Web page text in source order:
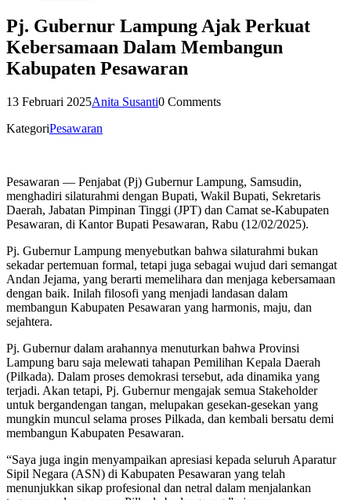
Pj. Gubernur Lampung Ajak Perkuat
Kebersamaan Dalam Membangun
Kabupaten Pesawaran
13 Februari 2025Anita Susanti0 Comments
KategoriPesawaran
Pesawaran — Penjabat (Pj) Gubernur Lampung, Samsudin,
menghadiri silaturahmi dengan Bupati, Wakil Bupati, Sekretaris
Daerah, Jabatan Pimpinan Tinggi (JPT) dan Camat se-Kabupaten
Pesawaran, di Kantor Bupati Pesawaran, Rabu (12/02/2025).
Pj. Gubernur Lampung menyebutkan bahwa silaturahmi bukan
sekadar pertemuan formal, tetapi juga sebagai wujud dari semangat
Andan Jejama, yang berarti memelihara dan menjaga kebersamaan
dengan baik. Inilah filosofi yang menjadi landasan dalam
membangun Kabupaten Pesawaran yang harmonis, maju, dan
sejahtera.
Pj. Gubernur dalam arahannya menuturkan bahwa Provinsi
Lampung baru saja melewati tahapan Pemilihan Kepala Daerah
(Pilkada). Dalam proses demokrasi tersebut, ada dinamika yang
terjadi. Akan tetapi, Pj. Gubernur mengajak semua Stakeholder
untuk bergandengan tangan, melupakan gesekan-gesekan yang
mungkin muncul selama proses Pilkada, dan kembali bersatu demi
membangun Kabupaten Pesawaran.
“Saya juga ingin menyampaikan apresiasi kepada seluruh Aparatur
Sipil Negara (ASN) di Kabupaten Pesawaran yang telah
menunjukkan sikap profesional dan netral dalam menjalankan